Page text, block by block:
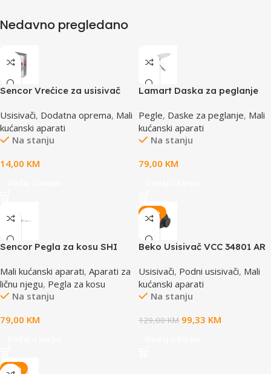
Nedavno pregledano
Sencor Vrećice za usisivač
Usisivači, Dodatna oprema, Mali
kućanski aparati
Na stanju
14,00 KM
Lamart Daska za peglanje
Pegle, Daske za peglanje, Mali
kućanski aparati
Na stanju
79,00 KM
Sencor Pegla za kosu SHI
Mali kućanski aparati, Aparati za
ličnu njegu, Pegla za kosu
Na stanju
79,00 KM
-23%
Beko Usisivač VCC 34801 AR
Usisivači, Podni usisivači, Mali
kućanski aparati
Na stanju
129,00KM 99,33 KM
-20%